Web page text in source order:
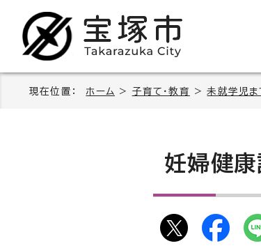
現在位置： ホーム > 子育て・教育 >未就学児ま
妊婦健